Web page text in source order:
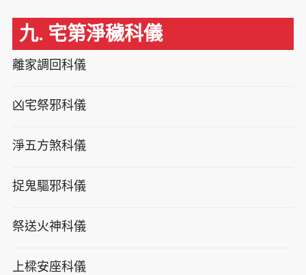
九. 宅第淨穢科儀
離家調回科儀
凶宅祭邪科儀
淨五方煞科儀
捉鬼驅邪科儀
祭送火神科儀
上樑安座科儀